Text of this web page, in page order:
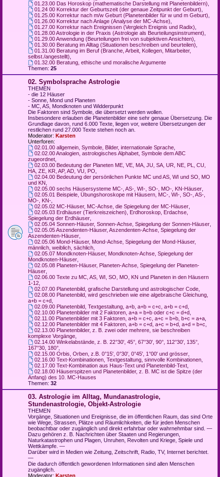
01.23.00 Das Horoskop (mathematische Darstellung mit Planetenbildern)
01.24 00 Korrektur der Geburtszeit (der genaue Zeitpunkt der Geburt)
01.25.00 Korrektur nach m/w Geburt (Planetenbilder für w und m Geburt)
01.26.00 Korrektur nach Anlage (Analyse der MC-Achse)
01.27.00 Korrektur nach Ereignissen (Vergleich Ereignis und Radix)
01.28.00 Astrologie in der Praxis (Astrologie als Beurteilungsinstrument)
01.29.00 Anwendung (Beurteilungen frei von subjektiven Ansichten)
01.30.00 Beratung im Alltag (Situationen beschreiben und beurteilen)
01.31.00 Beratung im Beruf (Branche, Arbeit, Kollegen, Mitarbeiter,
selbst./angestellt)
01.32.00 Beratung, ethische und moralische Argumente
Themen: 25
02. Symbolsprache Astrologie
THEMEN
- die 12 Häuser
- Sonne, Mond und Planeten
- MC, AS, Mondknoten und Widderpunkt
Die Faktoren sind Symbole, die übersetzt werden wollen.
Insbesondere erlauben die Planetenbilder eine sehr genaue Übersetzung. Die
Grundlage davon, rund 6.000 Texte, liegen vor, weitere Übersetzungen der
restlichen rund 27.000 Texte stehen noch an.
Moderator: Karsten
Unterforen:
02.01.00 allgemein, Symbole, Bilder, internationale Sprache,
02.02.00 Analogien, astrologisches Alphabet, Symbole dem ABC
zugeordnet
02.03.00 Bedeutung der Planeten ME, VE, MA, JU, SA, UR, NE, PL, CU,
HA, ZE, KR, AP, AD, VU, PO
02.04.00 Bedeutung der persönlichen Punkte MC und AS, WI und SO, MO
und KN
02.05.00 sechs Häusersysteme MC-, AS-, WI-, SO-, MO-, KN-Häuser,
02.05.01 Beispiele, Übungshoroskope mit Häusern, MC-, WI-, SO-, AS-,
MO-, KN-
02.05.02 MC-Häuser, MC-Achse, die Spiegelung der MC-Häuser,
02.05.03 Erdhäuser (Tierkreiszeichen), Erdhoroskop, Erdachse,
Spiegelung der Erdhäuser
02.05.04 Sonnen-Häuser, Sonnen-Achse, Spiegelung der Sonnen-Häuser,
02.05.05 Aszendenten-Häuser, Aszendenten-Achse, Spiegelung der
Aszendenten-Häuser
02.05.06 Mond-Häuser, Mond-Achse, Spiegelung der Mond-Häuser,
männlich, weiblich, sächlich
02.05.07 Mondknoten-Häuser, Mondknoten-Achse, Spiegelung der
Mondknoten-Häuser
02.05.08 Planeten-Häuser, Planeten-Achse, Spiegelung der Planeten-
Häuser
02.06.00 Texte zu MC, AS, WI, SO, MO, KN und Planeten in den Häusern
1-12
02.07.00 Planetenbild, grafische Darstellung und astrologischer Code,
02.08.00 Planetenbild, wird geschrieben wie eine algebraische Gleichung,
a+b = c+d
02.09.00 Planetenbild, Textgestaltung, a+b, a+b = c+c, a+b = c+d,
02.10.00 Planetenbilder mit 2 Faktoren, a+a = b+b oder c+c = d+d,
02.11.00 Planetenbilder mit 3 Faktoren, a+b = c+c, a+c = b+b, b+c = a+a,
02.12.00 Planetenbilder mit 4 Faktoren, a+b = c+d, a+c = b+d, a+d = b+c
02.13.00 Planetenbilder, z. B. zwei oder mehrere, sie beschreiben
komplexe Vorgänge
02.14.00 Winkelabstände, z. B. 22°30', 45°, 67°30', 90°, 112°30', 135°,
167°30, 180°
02.15.00 Orbis, Orben, z.B. 0°15', 0°30', 0°45', 1°00' und grösser,
02.16.00 Text-Kombinationen, Textgestaltung, sinnvolle Kombinationen,
02.17.00 Text-Kombination aus Haus-Text und Planetenbild-Text,
02.18.00 Häuserspitzen und Planetenbilder, z. B. MC ist die Spitze (der
Anfang) des 10. MC-Hauses
Themen: 32
03. Astrologie im Alltag, Mundanastrologie,
Stundenastrologie, Objekt-Astrologie
THEMEN
Vorgänge, Situationen und Ereignisse, die im öffentlichen Raum, das sind Orte
wie Wege, Strassen, Plätze und Räumlichkeiten, die für jeden Menschen
beobachtbar oder zugänglich und direkt erfahrbar oder wahrnehmbar sind. —
Dazu gehören z. B. Nachrichten über Staaten und Regierungen,
Naturkatastrophen und Plagen, Unruhen, Revolten und Kriege, Spiele und
Wettkämpfe. —
Darüber wird in Medien wie Zeitung, Zeitschrift, Radio, TV, Internet berichtet.
—
Die dadurch öffentlich gewordenen Informationen sind allen Menschen
zugänglich.
Moderator: Karsten